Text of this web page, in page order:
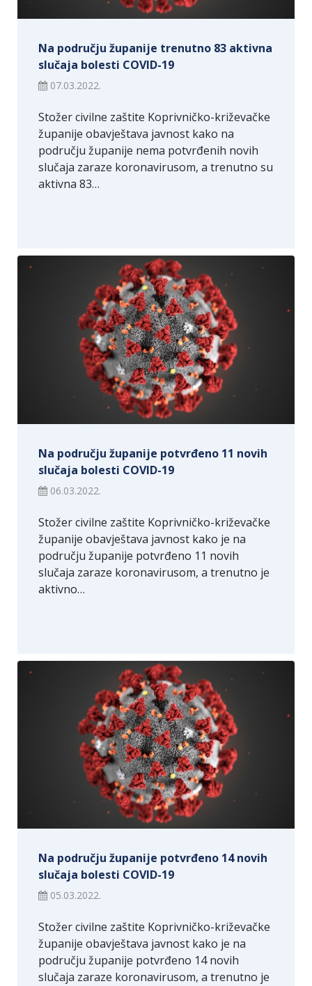
Na području županije trenutno 83 aktivna
slučaja bolesti COVID-19
07.03.2022.
Stožer civilne zaštite Koprivničko-križevačke
županije obavještava javnost kako na
području županije nema potvrđenih novih
slučaja zaraze koronavirusom, a trenutno su
aktivna 83…
Na području županije potvrđeno 11 novih
slučaja bolesti COVID-19
06.03.2022.
Stožer civilne zaštite Koprivničko-križevačke
županije obavještava javnost kako je na
području županije potvrđeno 11 novih
slučaja zaraze koronavirusom, a trenutno je
aktivno…
Na području županije potvrđeno 14 novih
slučaja bolesti COVID-19
05.03.2022.
Stožer civilne zaštite Koprivničko-križevačke
županije obavještava javnost kako je na
području županije potvrđeno 14 novih
slučaja zaraze koronavirusom, a trenutno je